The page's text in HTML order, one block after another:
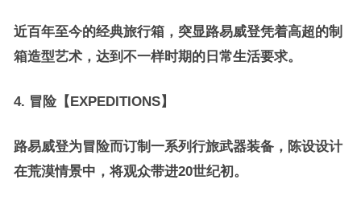
近百年至今的经典旅行箱，突显路易威登凭着高超的制
箱造型艺术，达到不一样时期的日常生活要求。
4. 冒险【EXPEDITIONS】
路易威登为冒险而订制一系列行旅武器装备，陈设设计
在荒漠情景中，将观众带进20世纪初。